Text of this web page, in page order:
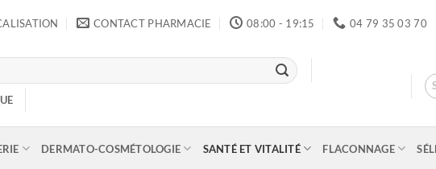
CONTACT PHARMACIE 08:00 - 19:15 04 79 35 03 70
DERMATO-COSMÉTOLOGIE SANTÉ ET VITALITÉ FLACONNAGE